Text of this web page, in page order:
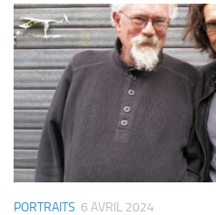
PORTRAITS 6 AVRIL 2024